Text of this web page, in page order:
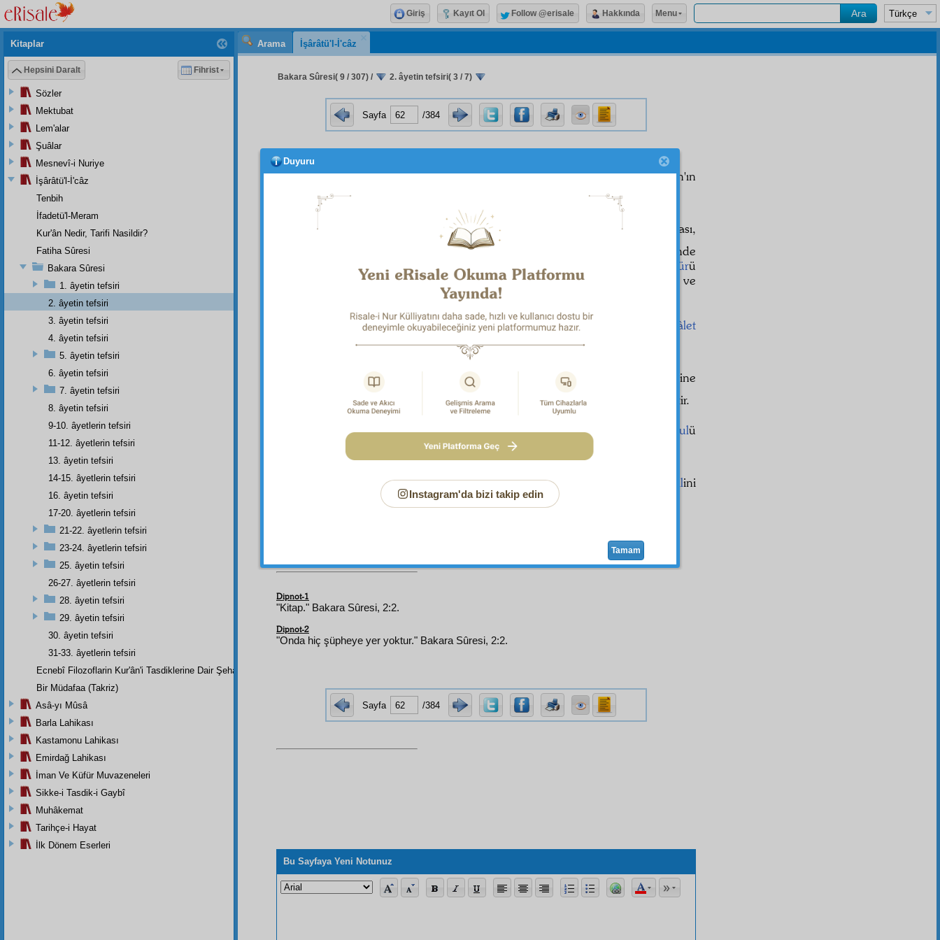
Arama İşârâtü'l-İ'câz
Bakara Sûresi( 9 / 307) / 2. âyetin tefsiri( 3 / 7)
Sayfa /384
Vekeza, ذٰلِكَzat ile sıfatı gösteren bir işaret olmasıitibarıylahem Kur'ân'ın
ine, hem ye işaret eder.
keza yemahsus
de kullanılması,
ve ehemmiyeti ifade ettiği gibi,mâkul
inde
göstermesi, Kur'ân'ı,
ezhan ve enzâr nazar-ı dikkat tesettürü
eden hile,za'fiyetvesairçirkin şeylerdenmünezzeh
ve
ذٰلِكَ'nin لvasıtasıyla ifade ettiğibu'd, Kur'ân'ın
delâlet
ulüvv-ü rütbesine işarettir.
اَلْكِتَابْ hasr-ı örfî yi ifade ettiğinden, Kur'ân'ın
ine
ve başka kitaplarınmehasin cemetmekle onlarınfevkinde olduğuna işarettir.
كِتَابْtabiriehl-i kıraat ve kitabetten olmayan bir mahsulü
olmadığına işarettir.
لاَرَيْبَ فِيهِ zamirininher iki ihtimaline kemâlini
eder.
Dipnot-1
"Kitap." Bakara Sûresi, 2:2.
Dipnot-2
"Onda hiç şüpheye yer yoktur." Bakara Sûresi, 2:2.
Sayfa /384
Bu Sayfaya Yeni Notunuz
Kitaplar
Hepsini Daralt Fihrist
Sözler
Mektubat
Lem'alar
Şuâlar
Mesnevî-i Nuriye
İşârâtü'l-İ'câz
Tenbih
İfadetü'l-Meram
Kur'ân Nedir, Tarifi Nasildir?
Fatiha Sûresi
Bakara Sûresi
1. âyetin tefsiri
2. âyetin tefsiri
3. âyetin tefsiri
4. âyetin tefsiri
5. âyetin tefsiri
6. âyetin tefsiri
7. âyetin tefsiri
8. âyetin tefsiri
9-10. âyetlerin tefsiri
11-12. âyetlerin tefsiri
13. âyetin tefsiri
14-15. âyetlerin tefsiri
16. âyetin tefsiri
17-20. âyetlerin tefsiri
21-22. âyetlerin tefsiri
23-24. âyetlerin tefsiri
25. âyetin tefsiri
26-27. âyetlerin tefsiri
28. âyetin tefsiri
29. âyetin tefsiri
30. âyetin tefsiri
31-33. âyetlerin tefsiri
Ecnebî Filozoflarin Kur'ân'i Tasdiklerine Dair Şehadetleri
Bir Müdafaa (Takriz)
Asâ-yı Mûsâ
Barla Lahikası
Kastamonu Lahikası
Emirdağ Lahikası
İman Ve Küfür Muvazeneleri
Sikke-i Tasdik-i Gaybî
Muhâkemat
Tarihçe-i Hayat
İlk Dönem Eserleri
Giriş Kayıt Ol Follow @erisale Hakkında Menu
Duyuru
Instagram'da bizi takip edin
Tamam